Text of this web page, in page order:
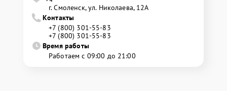
г. Смоленск, ул. Николаева, 12А
Контакты
+7 (800) 301-55-83
+7 (800) 301-55-83
Время работы
Работаем с 09:00 до 21:00